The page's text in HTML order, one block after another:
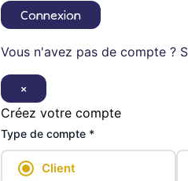
Connexion
Vous n'avez pas de compte ?
×
Créez votre compte
Type de compte *
Client